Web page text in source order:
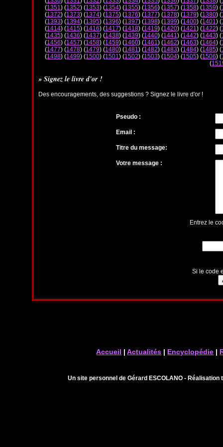
(1351) (1352) (1353) (1354) (1355) (1356) (1357) (1358) (1359) (
(1372) (1373) (1374) (1375) (1376) (1377) (1378) (1379) (1380) (
(1393) (1394) (1395) (1396) (1397) (1398) (1399) (1400) (1401) (
(1414) (1415) (1416) (1417) (1418) (1419) (1420) (1421) (1422) (
(1435) (1436) (1437) (1438) (1439) (1440) (1441) (1442) (1443) (
(1456) (1457) (1458) (1459) (1460) (1461) (1462) (1463) (1464) (
(1477) (1478) (1479) (1480) (1481) (1482) (1483) (1484) (1485) (
(1498) (1499) (1500) (1501) (1502) (1503) (1504) (1505) (1506) (
(
» Signez le livre d'or !
Des encouragements, des suggestions ? Signez le livre d'or !
Pseudo :
Email :
Titre du message:
Votre message :
Entrez le
Si le code
Accueil |Actualités | Encyclopédie |
Un site personnel de Gérard ESCOLANO -